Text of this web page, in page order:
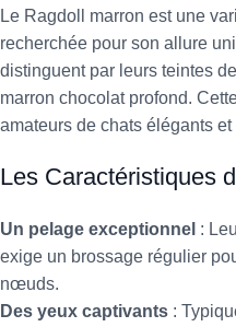
Le Ragdoll marron est une
recherchée pour son allure
distinguent par leurs teintes
marron chocolat profond.
amateurs de chats élégants
Les Caractéristiques
Un pelage exceptionnel :
exige un brossage régulier
nœuds.
Des yeux captivants :